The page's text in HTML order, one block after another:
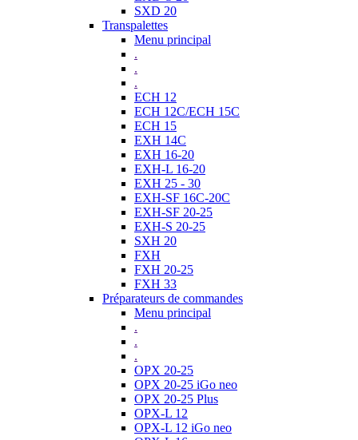
SXD 20
Transpalettes
Menu principal
.
.
.
ECH 12
ECH 12C/ECH 15C
ECH 15
EXH 14C
EXH 16-20
EXH-L 16-20
EXH 25 - 30
EXH-SF 16C-20C
EXH-SF 20-25
EXH-S 20-25
SXH 20
FXH
FXH 20-25
FXH 33
Préparateurs de commandes
Menu principal
.
.
.
OPX 20-25
OPX 20-25 iGo neo
OPX 20-25 Plus
OPX-L 12
OPX-L 12 iGo neo